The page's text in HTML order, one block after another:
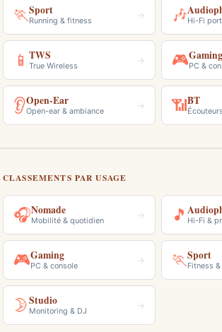
🏃Sport
Running & fitness
→ 🎶Hi-Fi
📱 TWS
True Wireless
→ 🎮Gaming
PC &
👂Open-Ear
Open-ear & ambiance
→ 📶BT
CLASSEMENTS PAR USAGE
🎧Nomade
Mobilité & quotidien
→ 🎵 Hi-Fi &
🎮Gaming
PC & console
→ 🏃Sport
Fitness
🌛Studio
Monitoring & DJ
→